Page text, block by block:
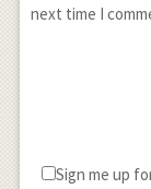
next time I
Sign me up